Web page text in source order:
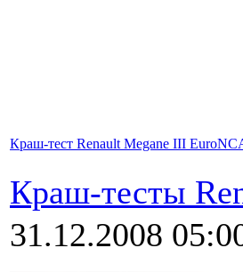
Краш-тест Renault Megane III
Краш-тесты
31.12.2008